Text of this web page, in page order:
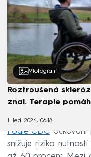
9 fotografií
Roztroušená
znal. Terapie
1. led 2024, 06:18
Podle CDC očkování
snižuje riziko